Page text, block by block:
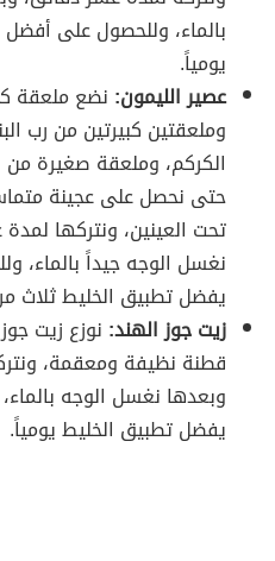
بالماء، وللحصول على
يومياً.
عصير الليمون: نضع ملعقة
وملعقتين كبيرتين من رب
الكركم، وملعقة صغيرة
حتى نحصل على عجينة
تحت العينين، ونتركها
نغسل الوجه جيداً بالماء،
يفضل تطبيق الخليط ثلاث
زيت جوز الهند: نوزع زيت
قطنة نظيفة ومعقمة،
وبعدها نغسل الوجه
يفضل تطبيق الخليط يومياً.